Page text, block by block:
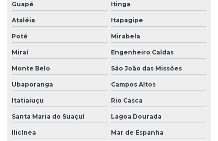
Guapé Itinga
Ataléia Itapagipe
Poté Mirabela
Miraí Engenheiro Caldas
Monte Belo São João das Missões
Ubaporanga Campos Altos
Itatiaiuçu Rio Casca
Santa Maria do Suaçuí Lagoa Dourada
Ilicínea Mar de Espanha